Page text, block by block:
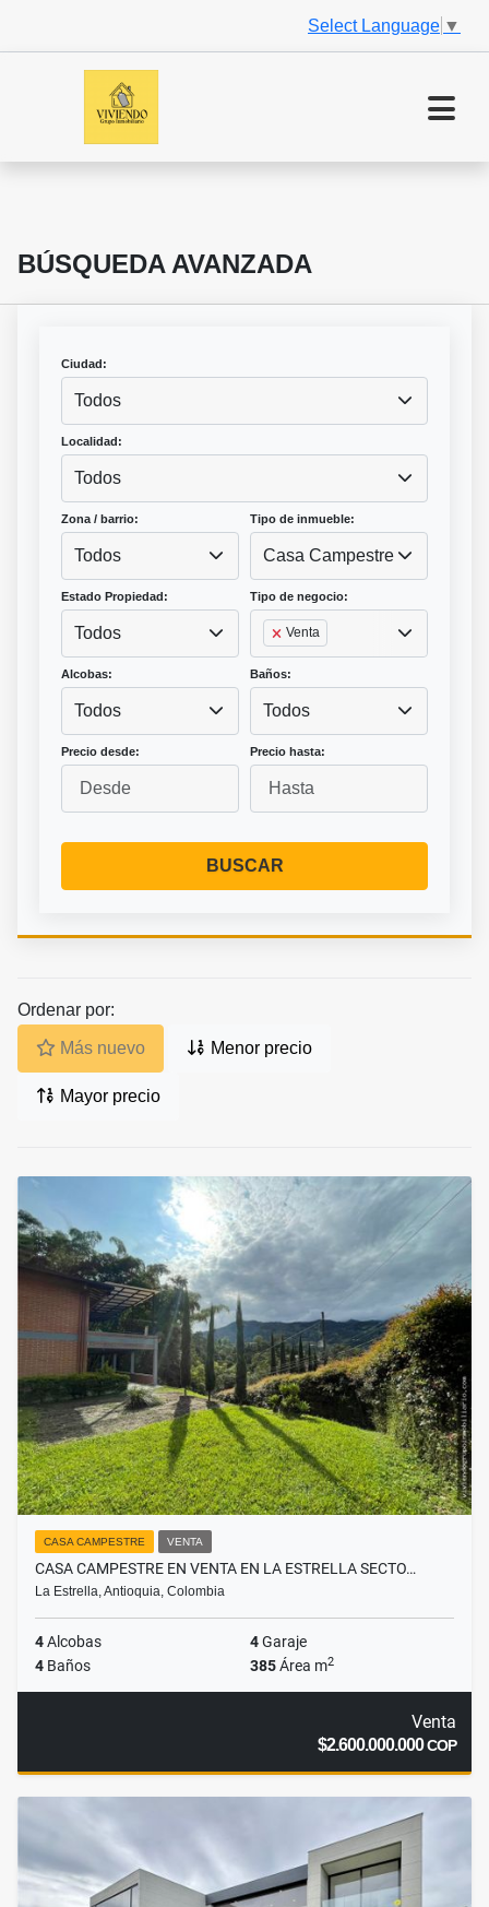
Select Language ▼
BÚSQUEDA AVANZADA
Ciudad:
Todos
Localidad:
Todos
Zona / barrio:
Todos
Tipo de inmueble:
Casa Campestre
Estado Propiedad:
Todos
Tipo de negocio:
Venta
Alcobas:
Todos
Baños:
Todos
Precio desde: Precio hasta:
BUSCAR
Ordenar por:
Más nuevo Menor precio
Mayor precio
CASA CAMPESTRE VENTA
CASA CAMPESTRE EN VENTA EN LA ESTRELLA SECTO…
La Estrella, Antioquia, Colombia
4Alcobas 4Garaje
4 Baños 385Área m2
Venta
$2.600.000.000COP